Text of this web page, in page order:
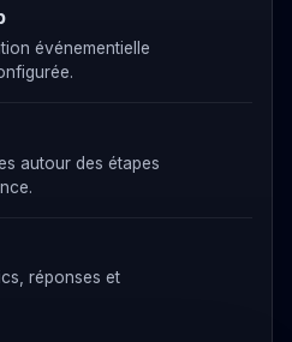
événementielle
autour des étapes
réponses et